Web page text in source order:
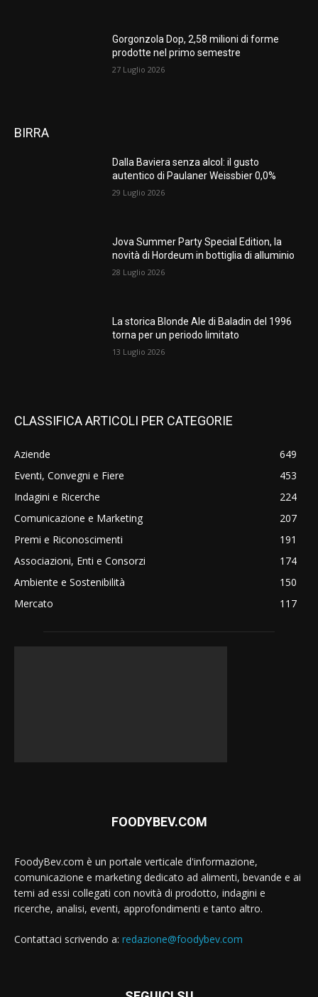
Gorgonzola Dop, 2,58 milioni di forme
prodotte nel primo semestre
27 Luglio 2026
BIRRA
Dalla Baviera senza alcol: il gusto
autentico di Paulaner Weissbier 0,0%
29 Luglio 2026
Jova Summer Party Special Edition, la
novità di Hordeum in bottiglia di alluminio
28 Luglio 2026
La storica Blonde Ale di Baladin del 1996
torna per un periodo limitato
13 Luglio 2026
CLASSIFICA ARTICOLI PER CATEGORIE
Aziende
649
Eventi, Convegni e Fiere
453
Indagini e Ricerche
224
Comunicazione e Marketing
207
Premi e Riconoscimenti
191
Associazioni, Enti e Consorzi
174
Ambiente e Sostenibilità
150
Mercato
117
FOODYBEV.COM
FoodyBev.com è un portale verticale d'informazione,
comunicazione e marketing dedicato ad alimenti, bevande e ai
temi ad essi collegati con novità di prodotto, indagini e
ricerche, analisi, eventi, approfondimenti e tanto altro.
Contattaci scrivendo a: redazione@foodybev.com